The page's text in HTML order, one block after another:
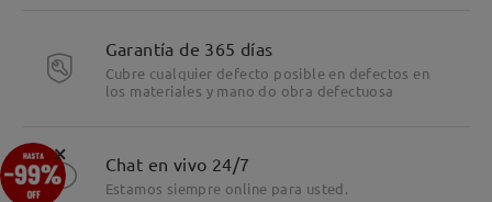
Detalles
Garantía de 365 días
Cubre cualquier defecto posible en defectos en
los materiales y mano do obra defectuosa
Chat en vivo 24/7
Estamos siempre online para usted.
×